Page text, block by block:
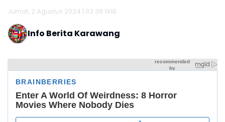
Jumat, 2 Agustus 2024 | 03:38 WIB
Info Berita Karawang